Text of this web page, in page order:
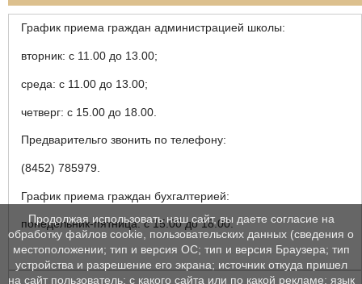
График приема граждан администрацией школы:
вторник: с 11.00 до 13.00;
среда: с 11.00 до 13.00;
четверг: с 15.00 до 18.00.
Предварительго звонить по телефону:
(8452) 785979.
График приема граждан бухгалтерией:
понедельник-пятница: с 15.00 до 18.00.
Продолжая использовать наш сайт, вы даете согласие на
обработку файлов cookie, пользовательских данных (сведения о
местоположении; тип и версия ОС; тип и версия Браузера; тип
устройства и разрешение его экрана; источник откуда пришел
на сайт пользователь; с какого сайта или по какой рекламе; язык